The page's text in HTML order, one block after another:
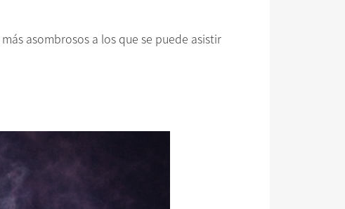
asombrosos a los que se puede asistir